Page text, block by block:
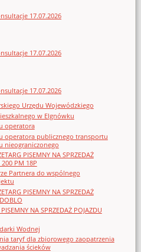
17.07.2026
17.07.2026
17.07.2026
Urzędu Wojewódzkiego
w Elgnówku
operatora
operatora publicznego transportu
nieograniczonego
PISEMNY NA SPRZEDAŻ
200 PM 18P
Partnera do wspólnego
PISEMNY NA SPRZEDAŻ
NA SPRZEDAŻ POJAZDU
Wodnej
taryf dla zbiorowego zaopatrzenia
ścieków